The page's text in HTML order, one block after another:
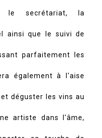
le secrétariat, la
ainsi que le suivi de
parfaitement les
également à l'aise
déguster les vins au
artiste dans l'âme,